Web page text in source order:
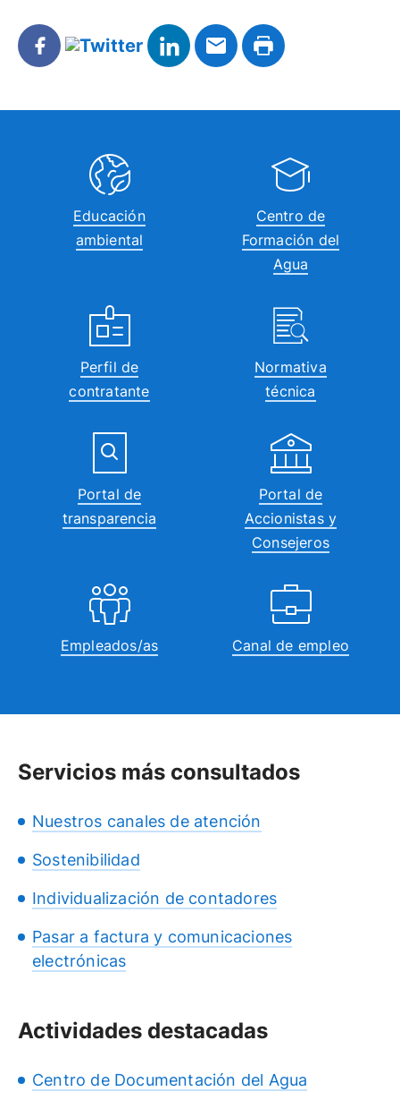
Educación
ambiental
Centro de
Formación del
Agua
Perfil de
contratante
Normativa
técnica
Portal de
transparencia
Portal de
Accionistas y
Consejeros
Empleados/as Canal de empleo
Servicios más consultados
Nuestros canales de atención
Sostenibilidad
Individualización de contadores
Pasar a factura y comunicaciones
electrónicas
Actividades destacadas
Centro de Documentación del Agua